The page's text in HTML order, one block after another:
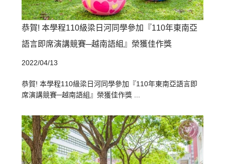
恭賀! 本學程110級梁日河同學參加『110年東南亞
語言即席演講競賽─越南語組』榮獲佳作獎
2022/04/13
恭賀! 本學程110級梁日河同學參加『110年東南亞語言即
席演講競賽─越南語組』榮獲佳作獎 ...